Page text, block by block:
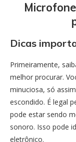
Dicas
Primeiramente,
melhor procurar.
minuciosa, só
escondido. É legal
pode estar sendo
sonoro. Isso pode
eletrônico.